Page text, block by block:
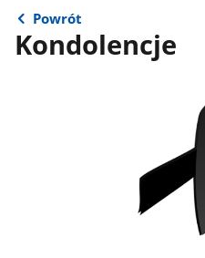
Powrót
Kondolencje